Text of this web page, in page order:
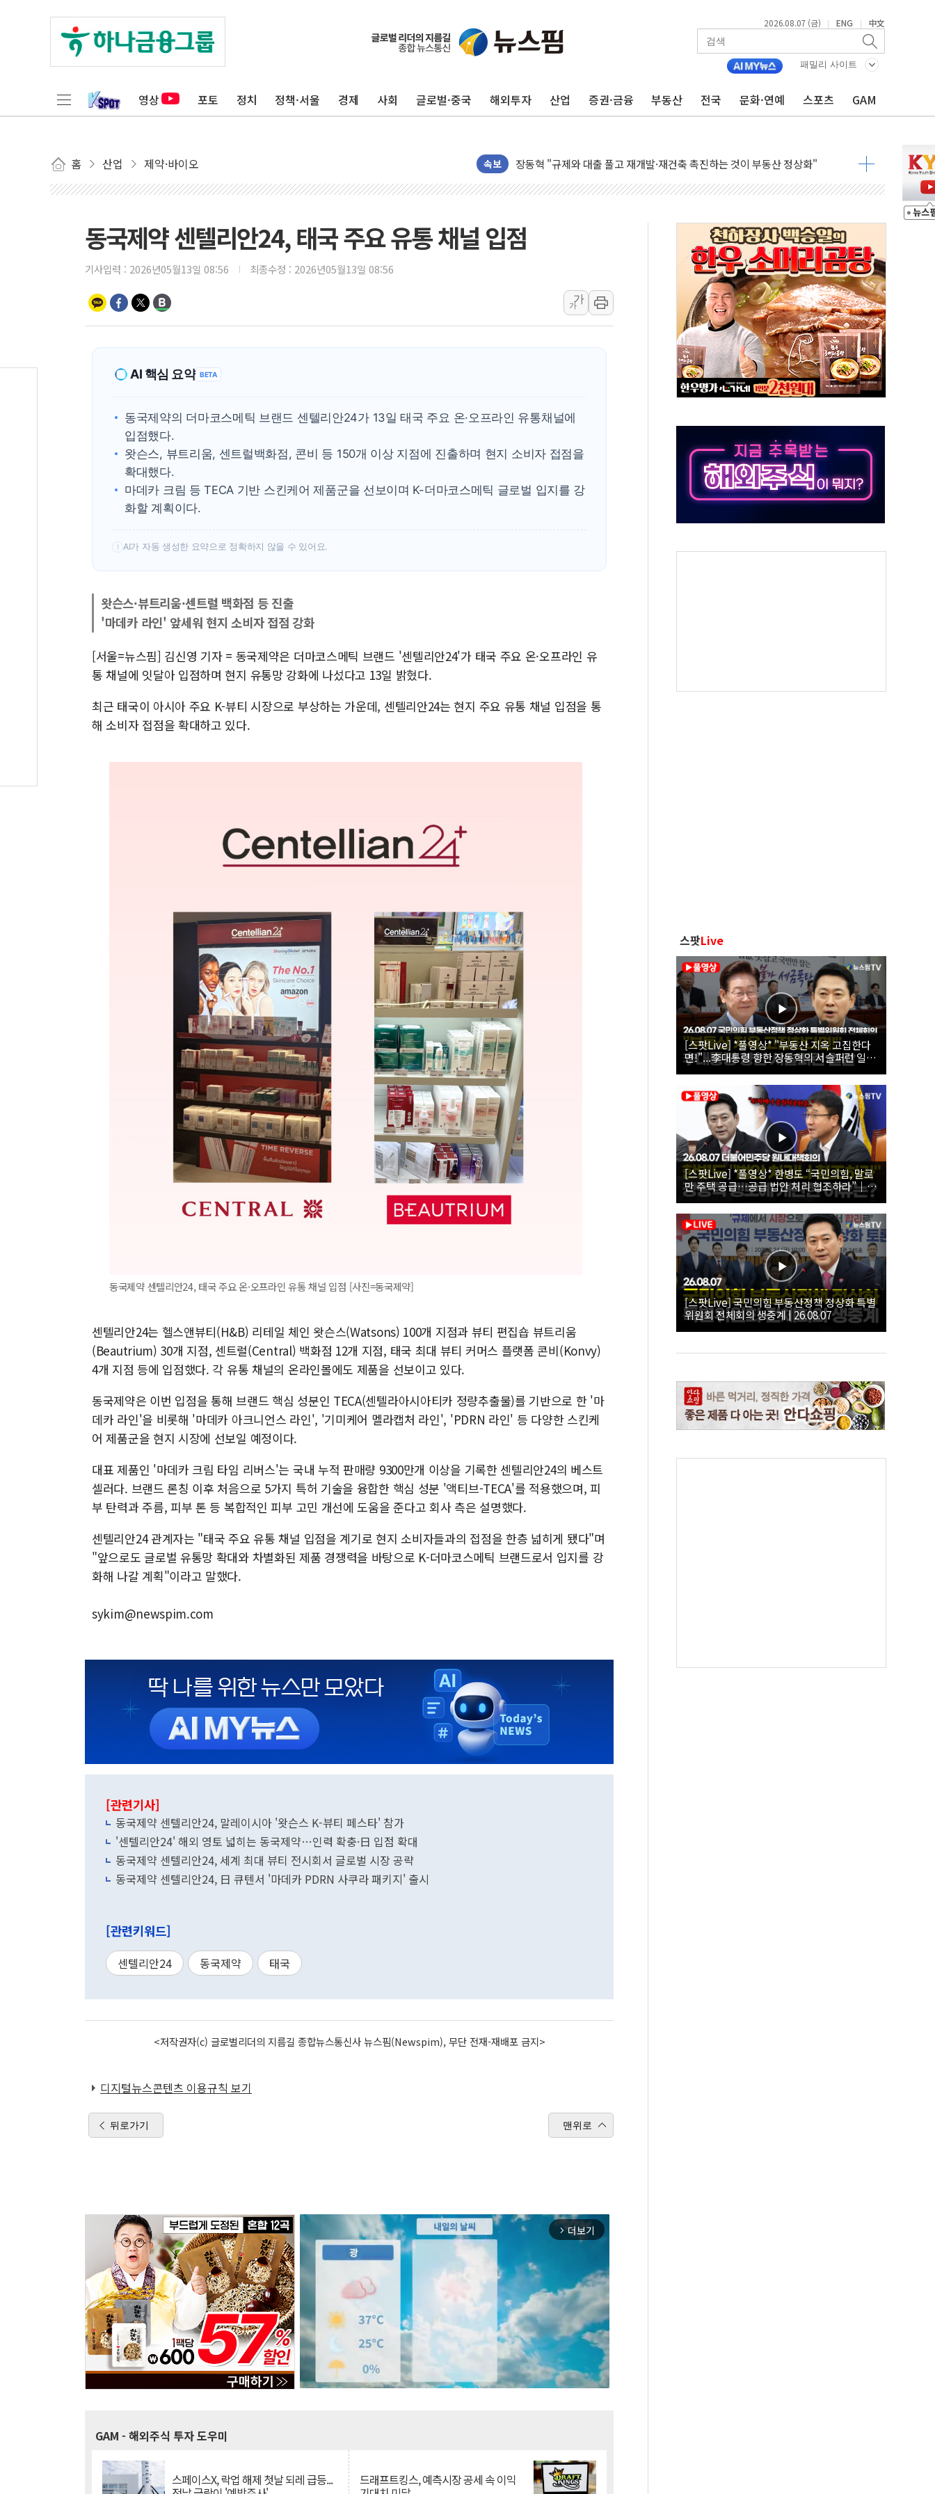
2026.08.07 (금) | ENG | 中文
패밀리 사이트
영상 포토 정치 정책·서울 경제 사회 글로벌·중국 해외투자 산업 증권·금융 부동산 전국 문화·연예 스포츠 GAM
홈 산업 제약·바이오 속보
코스피·코스닥 오전 동반 하락…내린 종목이 두 배 넘어
'입추'인데 연일 찜통더위…김성환 기후부 장관 "예측범위 벗어나도 즉시대응"
유니슨 "국내생산세액공제·인증제도 개선 수혜 기대"
창호 교체하다 난간 무너져…대전서 50대 일용직 추락 사망
[속보] 종합특검, '尹 관저 이전 감사 무마' 유병호 감사위원 구속 기소
AI에 승부 건 네이버…내년 AI 팩토리 매출 본격화
오렌지플래닛 창업재단, 스타트업 지원 프로그램 성료
경찰, '300억대 사기 혐의' 차가원 대표 구속 송치
[속보] '해병 순직 책임' 임성근 전 사단장 항소심도 징역 3년 선고
부동산정책 정상화 특별위원회 전체회의서 발언하는 장동혁 대표
경찰, '강북구 오피스텔 살인' 50대 남성 구속 송치
전국 그늘막 4만개 육박 7년 새 7배 늘었다...폭염 대책비는 8.6배 증가
"취약계층에 더 가혹한 여름"…구윤철, 쪽방촌 폭염 대응상황 점검
美·日 환율공조에 유럽 패싱… '유로화 팔아 엔화 부양' 사후 통보만
구리값 사상 최고치…'닥터 코퍼'가 말하는 경기 신호가 달라졌다
동국제약 센텔리안24, 태국 주요 유통 채널 입점
기사입력 : 2026년05월13일 08:56 최종수정 : 2026년05월13일 08:56
가
가
AI 핵심 요약 BETA
동국제약의 더마코스메틱 브랜드 센텔리안24가 13일 태국 주요 온·오프라인 유통채널에
입점했다.
왓슨스, 뷰트리움, 센트럴백화점, 콘비 등 150개 이상 지점에 진출하며 현지 소비자 접점을
확대했다.
마데카 크림 등 TECA 기반 스킨케어 제품군을 선보이며 K-더마코스메틱 글로벌 입지를 강
화할 계획이다.
! AI가 자동 생성한 요약으로 정확하지 않을 수 있어요.
왓슨스·뷰트리움·센트럴 백화점 등 진출
'마데카 라인' 앞세워 현지 소비자 접점 강화
[서울=뉴스핌] 김신영 기자 = 동국제약은 더마코스메틱 브랜드 '센텔리안24'가 태국 주요 온·오프라인 유
통 채널에 잇달아 입점하며 현지 유통망 강화에 나섰다고 13일 밝혔다.
최근 태국이 아시아 주요 K-뷰티 시장으로 부상하는 가운데, 센텔리안24는 현지 주요 유통 채널 입점을 통
해 소비자 접점을 확대하고 있다.
동국제약 센텔리안24, 태국 주요 온·오프라인 유통 채널 입점 [사진=동국제약]
센텔리안24는 헬스앤뷰티(H&B) 리테일 체인 왓슨스(Watsons) 100개 지점과 뷰티 편집숍 뷰트리움
(Beautrium) 30개 지점, 센트럴(Central) 백화점 12개 지점, 태국 최대 뷰티 커머스 플랫폼 콘비(Konvy)
4개 지점 등에 입점했다. 각 유통 채널의 온라인몰에도 제품을 선보이고 있다.
동국제약은 이번 입점을 통해 브랜드 핵심 성분인 TECA(센텔라아시아티카 정량추출물)를 기반으로 한 '마
데카 라인'을 비롯해 '마데카 아크니언스 라인', '기미케어 멜라캡처 라인', 'PDRN 라인' 등 다양한 스킨케
어 제품군을 현지 시장에 선보일 예정이다.
대표 제품인 '마데카 크림 타임 리버스'는 국내 누적 판매량 9300만개 이상을 기록한 센텔리안24의 베스트
셀러다. 브랜드 론칭 이후 처음으로 5가지 특허 기술을 융합한 핵심 성분 '액티브-TECA'를 적용했으며, 피
부 탄력과 주름, 피부 톤 등 복합적인 피부 고민 개선에 도움을 준다고 회사 측은 설명했다.
센텔리안24 관계자는 "태국 주요 유통 채널 입점을 계기로 현지 소비자들과의 접점을 한층 넓히게 됐다"며
"앞으로도 글로벌 유통망 확대와 차별화된 제품 경쟁력을 바탕으로 K-더마코스메틱 브랜드로서 입지를 강
화해 나갈 계획"이라고 말했다.
sykim@newspim.com
[관련기사]
동국제약 센텔리안24, 말레이시아 '왓슨스 K-뷰티 페스타' 참가
'센텔리안24' 해외 영토 넓히는 동국제약…인력 확충·日 입점 확대
동국제약 센텔리안24, 세계 최대 뷰티 전시회서 글로벌 시장 공략
동국제약 센텔리안24, 日 큐텐서 '마데카 PDRN 사쿠라 패키지' 출시
[관련키워드]
센텔리안24 동국제약 태국
<저작권자(c) 글로벌리더의 지름길 종합뉴스통신사 뉴스핌(Newspim), 무단 전재-재배포 금지>
디지털뉴스콘텐츠 이용규칙 보기
뒤로가기 맨위로
arrow_forward_ios 더보기
GAM - 해외주식 투자 도우미
스페이스X, 락업 해제 첫날 되레 급등... 드래프트킹스, 예측시장 공세 속 이익
스팟Live
[스팟Live] *풀영상* "부동산 지옥 고집한다
면!"...李대통령 향한 장동혁의 서슬퍼런 일갈
| 26.08.07 국민의힘 부동산정책 정상화 특별
위원회 전체회의
[스팟Live] *풀영상* 한병도 “국민의힘, 말로
만 주택 공급…공급 법안 처리 협조하라”｜
26.08.07 더불어민주당 원내대책회의
[스팟Live] 국민의힘 부동산정책 정상화 특별
위원회 전체회의 생중계 | 26.08.07